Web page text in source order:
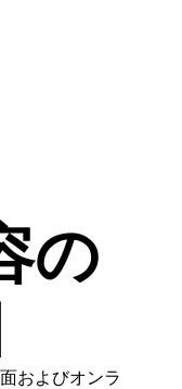
の
およびオンラ